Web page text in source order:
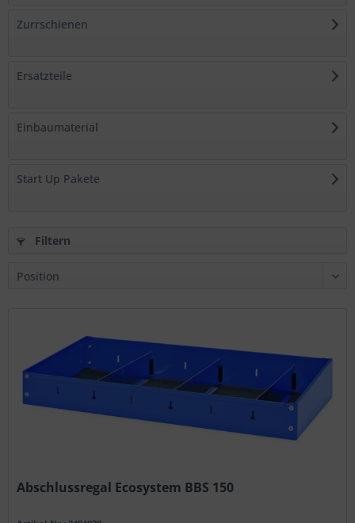
Zurrschienen
Ersatzteile
Einbaumaterial
Start Up Pakete
Filtern
Abschlussregal Ecosystem BBS 150